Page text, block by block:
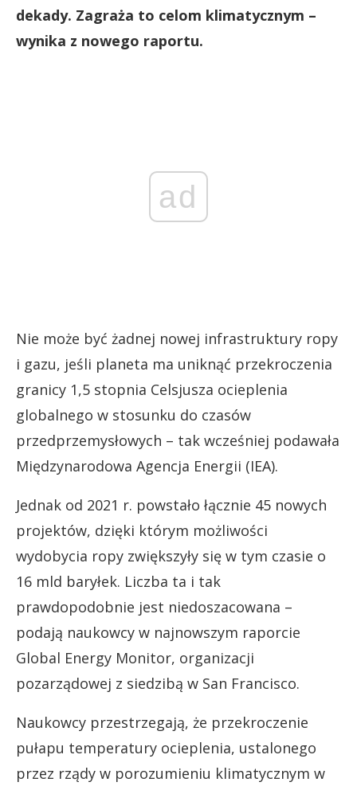
dekady. Zagraża to celom klimatycznym –
wynika z nowego raportu.
ad
Nie może być żadnej nowej infrastruktury ropy
i gazu, jeśli planeta ma uniknąć przekroczenia
granicy 1,5 stopnia Celsjusza ocieplenia
globalnego w stosunku do czasów
przedprzemysłowych – tak wcześniej podawała
Międzynarodowa Agencja Energii (IEA).
Jednak od 2021 r. powstało łącznie 45 nowych
projektów, dzięki którym możliwości
wydobycia ropy zwiększyły się w tym czasie o
16 mld baryłek. Liczba ta i tak
prawdopodobnie jest niedoszacowana –
podają naukowcy w najnowszym raporcie
Global Energy Monitor, organizacji
pozarządowej z siedzibą w San Francisco.
Naukowcy przestrzegają, że przekroczenie
pułapu temperatury ocieplenia, ustalonego
przez rządy w porozumieniu klimatycznym w